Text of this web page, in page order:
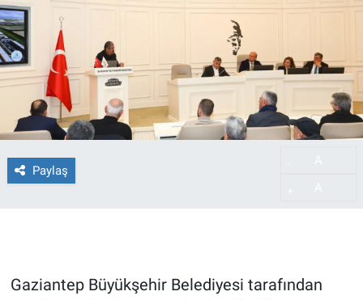
Paylaş
Gaziantep Büyükşehir Belediyesi tarafından